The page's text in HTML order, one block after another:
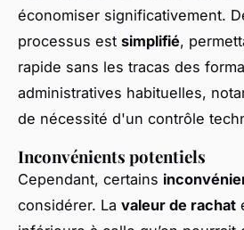
économiser significativement.
processus est simplifié,
rapide sans les tracas des
administratives habituelles,
de nécessité d'un contrôle
Inconvénients potentiels
Cependant, certains
considérer. La valeur de rachat